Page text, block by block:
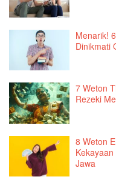
Menarik!
Dinikmati
7 Weton
Rezeki
8 Weton
Jawa